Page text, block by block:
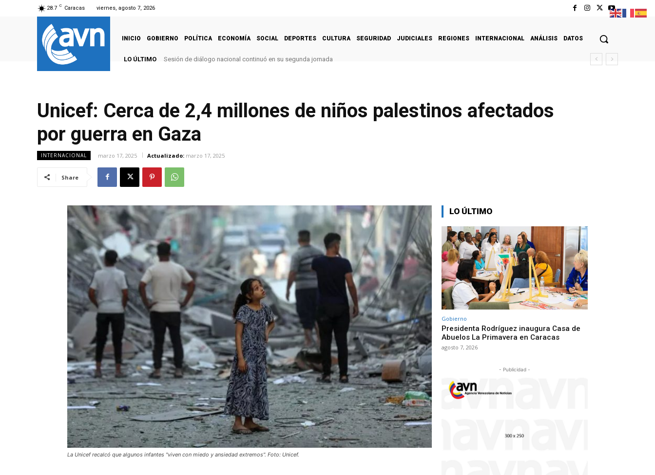
28.7 C Caracas viernes, agosto 7, 2026
INICIO GOBIERNO POLÍTICA ECONOMÍA SOCIAL DEPORTES CULTURA SEGURIDAD JUDICIALES REGIONES INTERNACIONAL ANÁLISIS DATOS
LO ÚLTIMO Sesión de diálogo nacional continuó en su segunda jornada
Unicef: Cerca de 2,4 millones de niños palestinos afectados
por guerra en Gaza
INTERNACIONAL marzo 17, 2025 Actualizado: marzo 17, 2025
Share
La Unicef recalcó que algunos infantes "viven con miedo y ansiedad extremos". Foto: Unicef.
LO ÚLTIMO
Gobierno
Presidenta Rodríguez inaugura Casa de
Abuelos La Primavera en Caracas
agosto 7, 2026
- Publicidad -